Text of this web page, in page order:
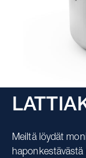
Meiltä löydät